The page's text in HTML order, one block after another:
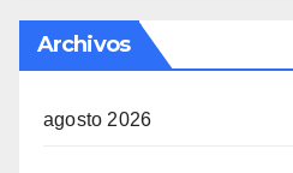
Archivos
agosto 2026